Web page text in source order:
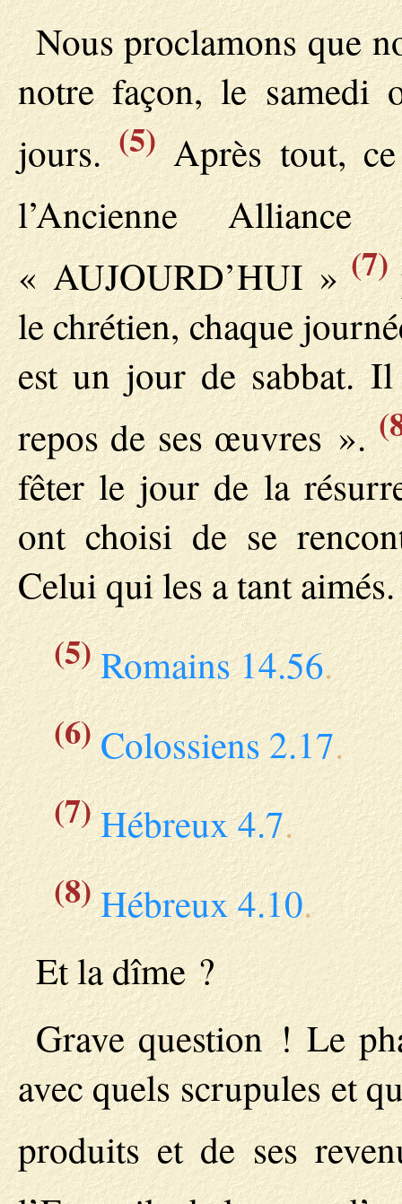
Nous proclamons que
notre façon, le
jours.(5)Après tout, ce
l’Ancienne Alliance
« AUJOURD’HUI »(7)
le chrétien, chaque
est un jour de sabbat.
repos de ses œuvres ».
fêter le jour de la
ont choisi de se
Celui qui les a tant
(5)Romains 14.56.
(6)Colossiens 2.17.
(7)Hébreux 4.7.
(8)Hébreux 4.10.
Et la dîme ?
Grave question ! Le
avec quels scrupules et
produits et de ses